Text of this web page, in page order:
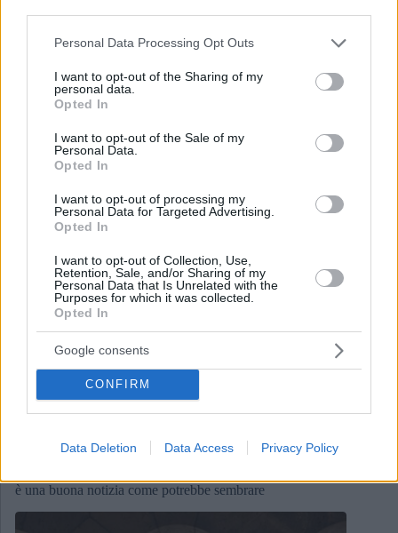
Please note that this website/app uses one or more Google
not limited to your visit or usage behaviour. You may click to
grant or deny consent to Google and its third-party tags to
use your data for below specified purposes in below Google
consent section.
Personal Data Processing Opt Outs
I want to opt-out of the Sharing of my
personal data.
Opted In
I want to opt-out of the Sale of my
Personal Data.
Opted In
I want to opt-out of processing my
Personal Data for Targeted Advertising.
Opted In
I want to opt-out of Collection, Use,
Retention, Sale, and/or Sharing of my
Personal Data that Is Unrelated with the
Purposes for which it was collected.
Opted In
Google consents
CONFIRM
Data Deletion Data Access Privacy Policy
Una macelleria vendeva prodotti a base di carne contraffatti
a scopo di lucro in uno dei mercati coperti più popolari
della capitale ungherese, spesso frequentato anche da
nazionale ungherese per la sicurezza della…
è una buona notizia come potrebbe sembrare